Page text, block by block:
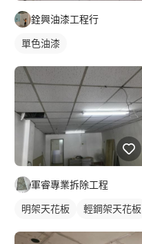
銓興油漆工程行
單色油漆
軍睿專業拆除工程
明架天花板 輕鋼架天花板